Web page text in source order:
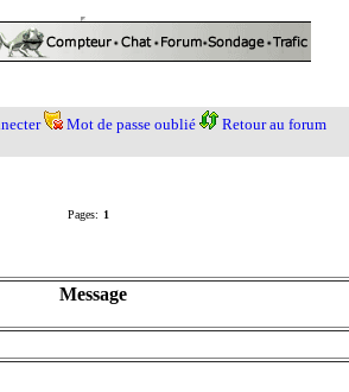
Mot de passe oublié Retour au forum
Pages: 1
Message